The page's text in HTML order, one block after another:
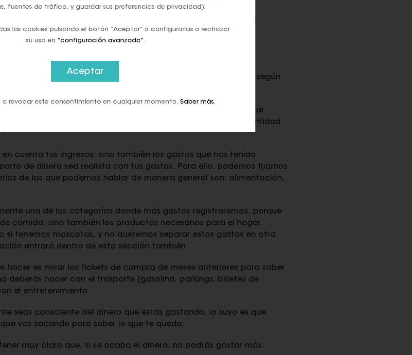
los sobres, metas la cantidad de dinero que consideres
sabrás el total con el que cuentas, y lo que vas gastando.'
de este método de ahorro, nos asalta la duda más
a cada categoría? Lo cierto es que esta respuesta varía según
ingresos, tendrás que hacer tus cálculos para determinar que
caso de que al hacer esta distribución te sobre dinero, esa cantidad
en cuenta tus ingresos, sino también los gastos que has tenido
de dinero sea realista con tus gastos. Para ello, podemos fijarnos
de las que podemos hablar de manera general son: alimentación,
una de las categorías donde más gastos registraremos, porque
comida, sino también los productos necesarios para el hogar,
si tenemos mascotas, y no queremos separar estos gastos en otra
entrará dentro de esta sección también.
hacer es mirar los tickets de compra de meses anteriores para saber
deberás hacer con el trasporte (gasolina, parkings, billetes de
el entretenimiento.
seas consciente del dinero que estás gastando, lo suyo es que
vas sacando para saber lo que te queda.
muy claro que, si se acaba el dinero, no podrás gastar más.
fuentes de tráfico, y guardar sus preferencias de privacidad).
las cookies pulsando el botón “Aceptar” o configurarlas o rechazar
su uso en “configuración avanzada”.
Aceptar
a revocar este consentimiento en cualquier momento. Saber más.